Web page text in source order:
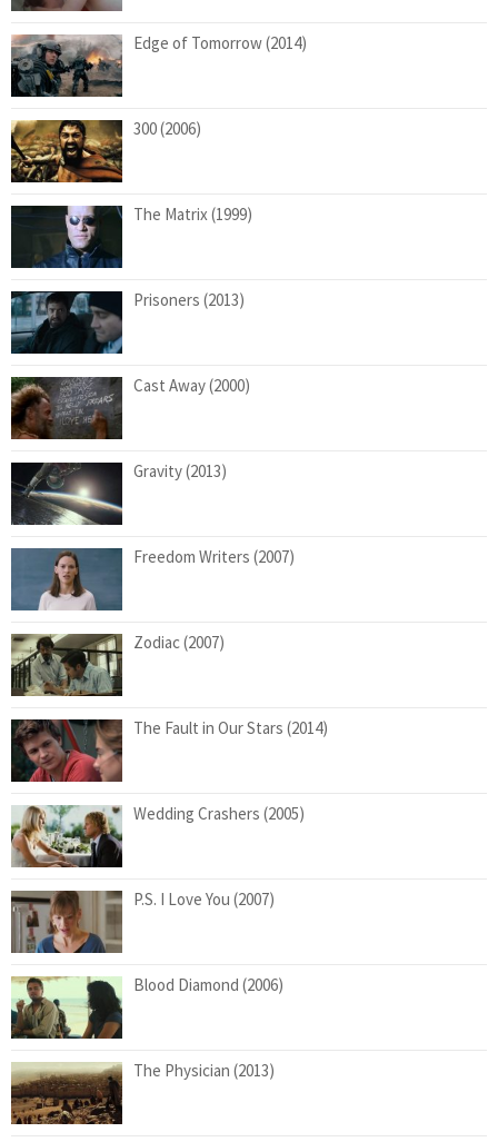
Edge of Tomorrow (2014)
300 (2006)
The Matrix (1999)
Prisoners (2013)
Cast Away (2000)
Gravity (2013)
Freedom Writers (2007)
Zodiac (2007)
The Fault in Our Stars (2014)
Wedding Crashers (2005)
P.S. I Love You (2007)
Blood Diamond (2006)
The Physician (2013)